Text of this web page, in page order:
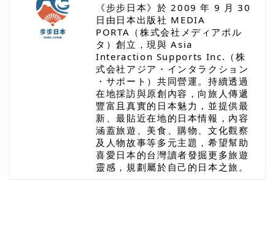
《步步日本》於 2009 年 9 月 30
日由日本出版社 MEDIA
PORTA（株式会社メディアポル
タ）創立，現與 Asia
Interaction Supports Inc.（株
式会社アジア・インタラクション
・サポート）共同營運。持續透過
在地採訪與原創內容，向旅人傳遞
豐富且真實的日本魅力，並提供最
新、最貼近在地的日本情報，內容
涵蓋旅遊、美食、購物、文化觀察
及人物故事等多元主題，希望幫助
喜愛日本的台灣讀者發掘更多旅遊
靈感，規劃屬於自己的日本之旅。